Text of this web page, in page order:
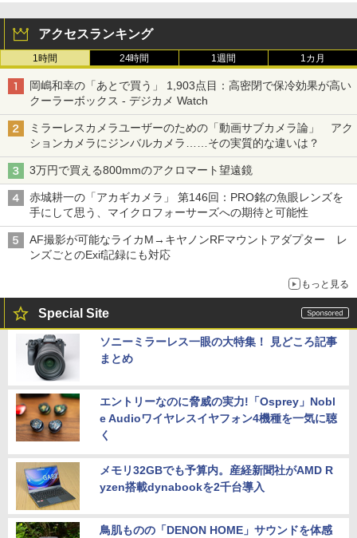
アクセスランキング
1時間 24時間 1週間 1カ月
岡嶋和幸の「あとで買う」 1,903点目：高密閉で保冷効果が高い
クーラーボックス - デジカメ Watch
ミラーレスカメラユーザーのための「動画サブカメラ論」 アク
ションカメラにジンバルカメラ……その実質的な違いは？
3万円で買える800mmのアクロマート望遠鏡
赤城耕一の「アカギカメラ」 第146回：PRO銘の魚眼レンズを
手にして思う、マイクロフォーサーズへの期待と可能性
AF撮影が可能なライカM→キヤノンRFマウントアダプター レ
ンズごとのExif記録にも対応
もっと見る
Special Site
ソニーミラーレス一眼の大特集！ 見どころ記事
まとめ
エントリーなのに脅威の実力!「Osprey」Nobl
e Audioワイヤレスイヤフォン4機種を一気に聴
く
メモリ32GBでも予算内。産経新聞社がAMD R
yzen搭載dynabookを2千台導入
鳥肌ものの「DENON HOME」サウンドを体感